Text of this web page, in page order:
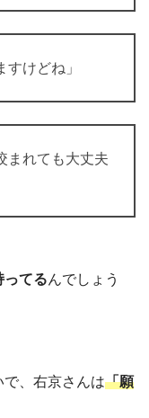
けどね」
まれても大丈夫
ってるんでしょう
、右京さんは「願